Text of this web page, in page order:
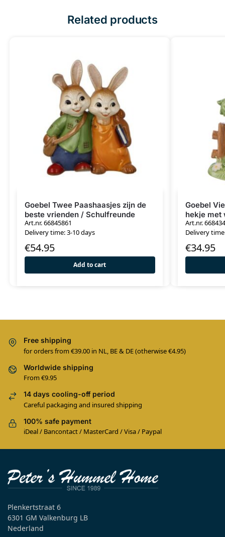
Related products
Goebel Twee Paashaasjes zijn de
beste vrienden / Schulfreunde
Art.nr. 66845861
Delivery time: 3-10 days
€54.95
Add to cart
Goebel
hekje met
Art.nr.
Delivery
€34.95
Free shipping
for orders from €39.00 in NL, BE & DE (otherwise €4.95)
Worldwide shipping
From €9.95
14 days cooling-off period
Careful packaging and insured shipping
100% safe payment
iDeal / Bancontact / MasterCard / Visa / Paypal
Plenkertstraat 6
6301 GM Valkenburg LB
Nederland